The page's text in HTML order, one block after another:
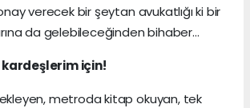
verecek bir şeytan avukatlığı ki bir
da gelebileceğinden bihaber…
kardeşlerim için!
metroda kitap okuyan, tek